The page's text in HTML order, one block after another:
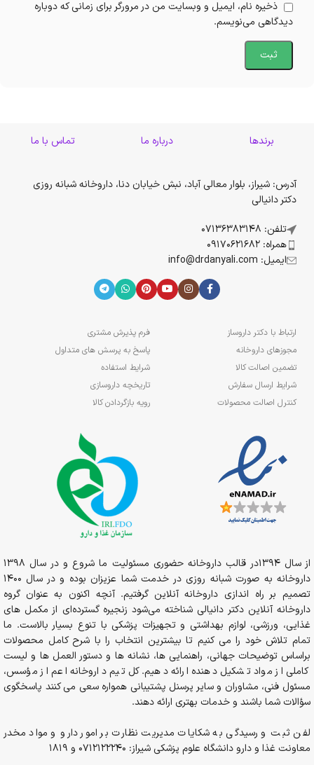
ذخیره نام، ایمیل و وبسایت من در مرورگر برای زمانی که دوباره
دیدگاهی می‌نویسم.
برندها درباره ما تماس با ما
آدرس: شیراز، بلوار معالی آباد، نبش خیابان دنا، داروخانه شبانه روزی
دکتر دانیالی
تلفن: 07136383148
همراه: 09170621682
ایمیل: info@drdanyali.com
ارتباط با دکتر داروساز
مجوزهای داروخانه
تضمین اصالت کالا
شرایط ارسال سفارش
کنترل اصالت محصولات
فرم پذیرش مشتری
پاسخ به پرسش های متداول
شرایط استفاده
تاریخچه داروسازی
رویه بازگردادن کالا
از سال 1394در قالب داروخانه حضوری مسئولیت ما شروع و در سال 1398
داروخانه به صورت شبانه روزی در خدمت شما عزیزان بوده و در سال 1400
تصمیم بر راه اندازی داروخانه آنلاین گرفتیم. آنچه اکنون به عنوان گروه
داروخانه آنلاین دکتر دانیالی شناخته می‌شود زنجیره گسترده‌ای از مکمل های
غذایی، ورزشی، لوازم بهداشتی و تجهیزات پزشکی با تنوع بسیار بالاست. ما
تمام تلاش خود را می کنیم تا بیشترین انتخاب را با شرح کامل محصولات
براساس توضیحات جهانی، راهنمایی ها، نشانه ها و دستور العمل ها و لیست
کاملی از مواد تشکیل دهنده ارائه دهیم. کل تیم داروخانه اعم از مؤسس،
مسئول فنی، مشاوران و سایر پرسنل پشتیبانی همواره سعی می کنند پاسخگوی
سؤالات شما باشند و خدمات بهتری ارائه دهند.
لفن ثبت و رسیدگی به شکایات مدیریت نظارت بر امور دارو و مواد مخدر
معاونت غذا و دارو دانشگاه علوم پزشکی شیراز: 0712122240 و 1819